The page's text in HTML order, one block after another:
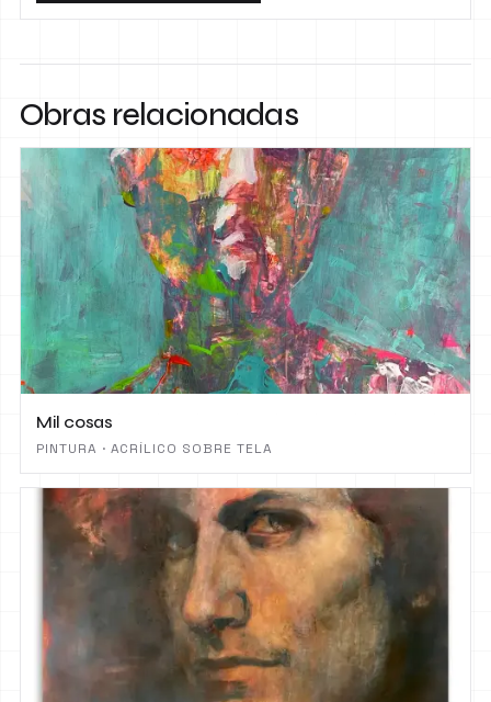
Obras relacionadas
Mil cosas
PINTURA · ACRÍLICO SOBRE TELA